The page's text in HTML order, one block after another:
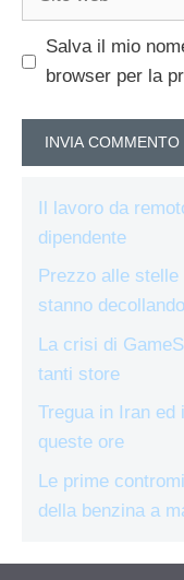
Salva il mio
browser per la
Il lavoro da
dipendente
Prezzo alle
stanno decollando
La crisi di
tanti store
Tregua in Iran ed
queste ore
Le prime
della benzina a